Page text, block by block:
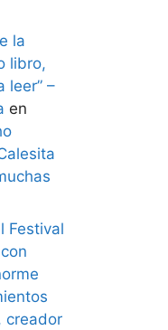
la
libro,
leer” –
en
Festival
creador